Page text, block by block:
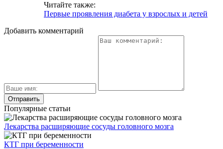
Читайте также:
Первые проявления диабета у взрослых и детей
Добавить комментарий
Популярные статьи
Лекарства расширяющие сосуды головного мозга
КТГ при беременности